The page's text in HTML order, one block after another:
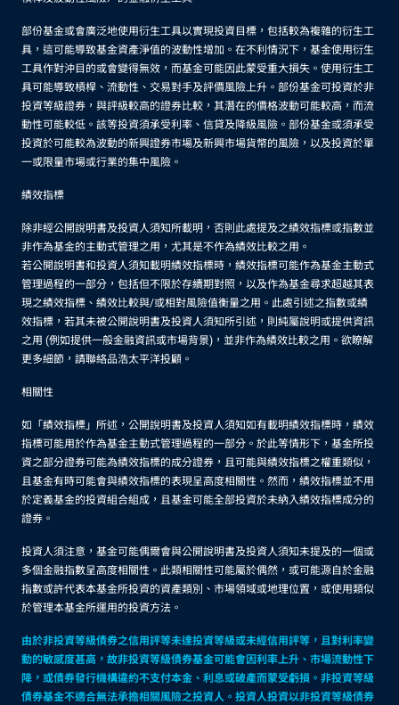
部份基金或會廣泛地使用衍生工具以實現投資目標，包括較為複雜的衍生工
具，這可能導致基金資產淨值的波動性增加。在不利情況下，基金使用衍生
工具作對沖目的或會變得無效，而基金可能因此蒙受重大損失。使用衍生工
具可能導致槓桿、流動性、交易對手及評價風險上升。部份基金可投資於非
投資等級證券，與評級較高的證券比較，其潛在的價格波動可能較高，而流
動性可能較低。該等投資須承受利率、信貸及降級風險。部份基金或須承受
投資於可能較為波動的新興證券市場及新興市場貨幣的風險，以及投資於單
一或限量市場或行業的集中風險。
績效指標
除非經公開說明書及投資人須知所載明，否則此處提及之績效指標或指數並
非作為基金的主動式管理之用，尤其是不作為績效比較之用。
若公開說明書和投資人須知載明績效指標時，績效指標可能作為基金主動式
管理過程的一部分，包括但不限於存續期對照，以及作為基金尋求超越其表
現之績效指標、績效比較與/或相對風險值衡量之用。此處引述之指數或績
效指標，若其未被公開說明書及投資人須知所引述，則純屬說明或提供資訊
之用 (例如提供一般金融資訊或市場背景)，並非作為績效比較之用。欲瞭解
更多細節，請聯絡品浩太平洋投顧。
相關性
如「績效指標」所述，公開說明書及投資人須知如有載明績效指標時，績效
指標可能用於作為基金主動式管理過程的一部分。於此等情形下，基金所投
資之部分證券可能為績效指標的成分證券，且可能與績效指標之權重類似，
且基金有時可能會與績效指標的表現呈高度相關性。然而，績效指標並不用
於定義基金的投資組合組成，且基金可能全部投資於未納入績效指標成分的
證券。
投資人須注意，基金可能偶爾會與公開說明書及投資人須知未提及的一個或
多個金融指數呈高度相關性。此類相關性可能屬於偶然，或可能源自於金融
指數或許代表本基金所投資的資產類別、市場領域或地理位置，或使用類似
於管理本基金所運用的投資方法。
由於非投資等級債券之信用評等未達投資等級或未經信用評等，且對利率變
動的敏感度甚高，故非投資等級債券基金可能會因利率上升、市場流動性下
降，或債券發行機構違約不支付本金、利息或破產而蒙受虧損。非投資等級
債券基金不適合無法承擔相關風險之投資人。投資人投資以非投資等級債券